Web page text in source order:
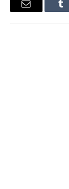
Tumblr
البريد